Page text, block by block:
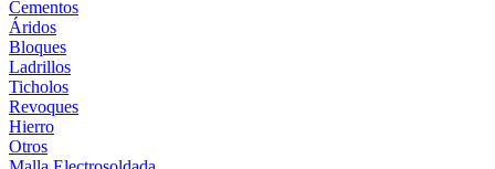
Cementos
Áridos
Bloques
Ladrillos
Ticholos
Revoques
Hierro
Otros